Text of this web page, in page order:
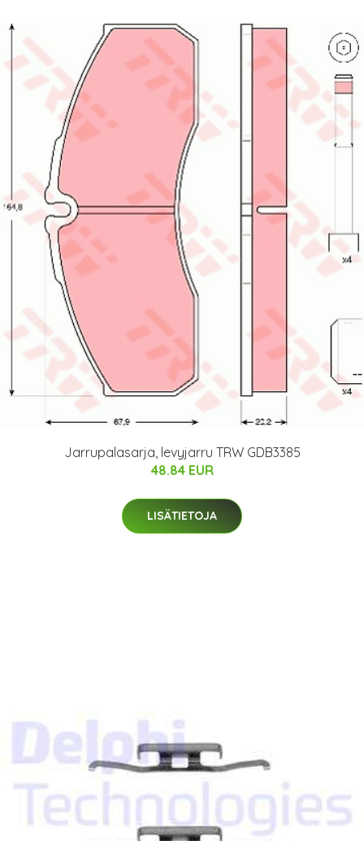
Jarrupalasarja, levyjarru TRW GDB3385
48.84 EUR
LISÄTIETOJA